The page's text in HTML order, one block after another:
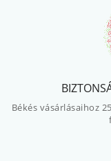
Békés vásárlásaihoz